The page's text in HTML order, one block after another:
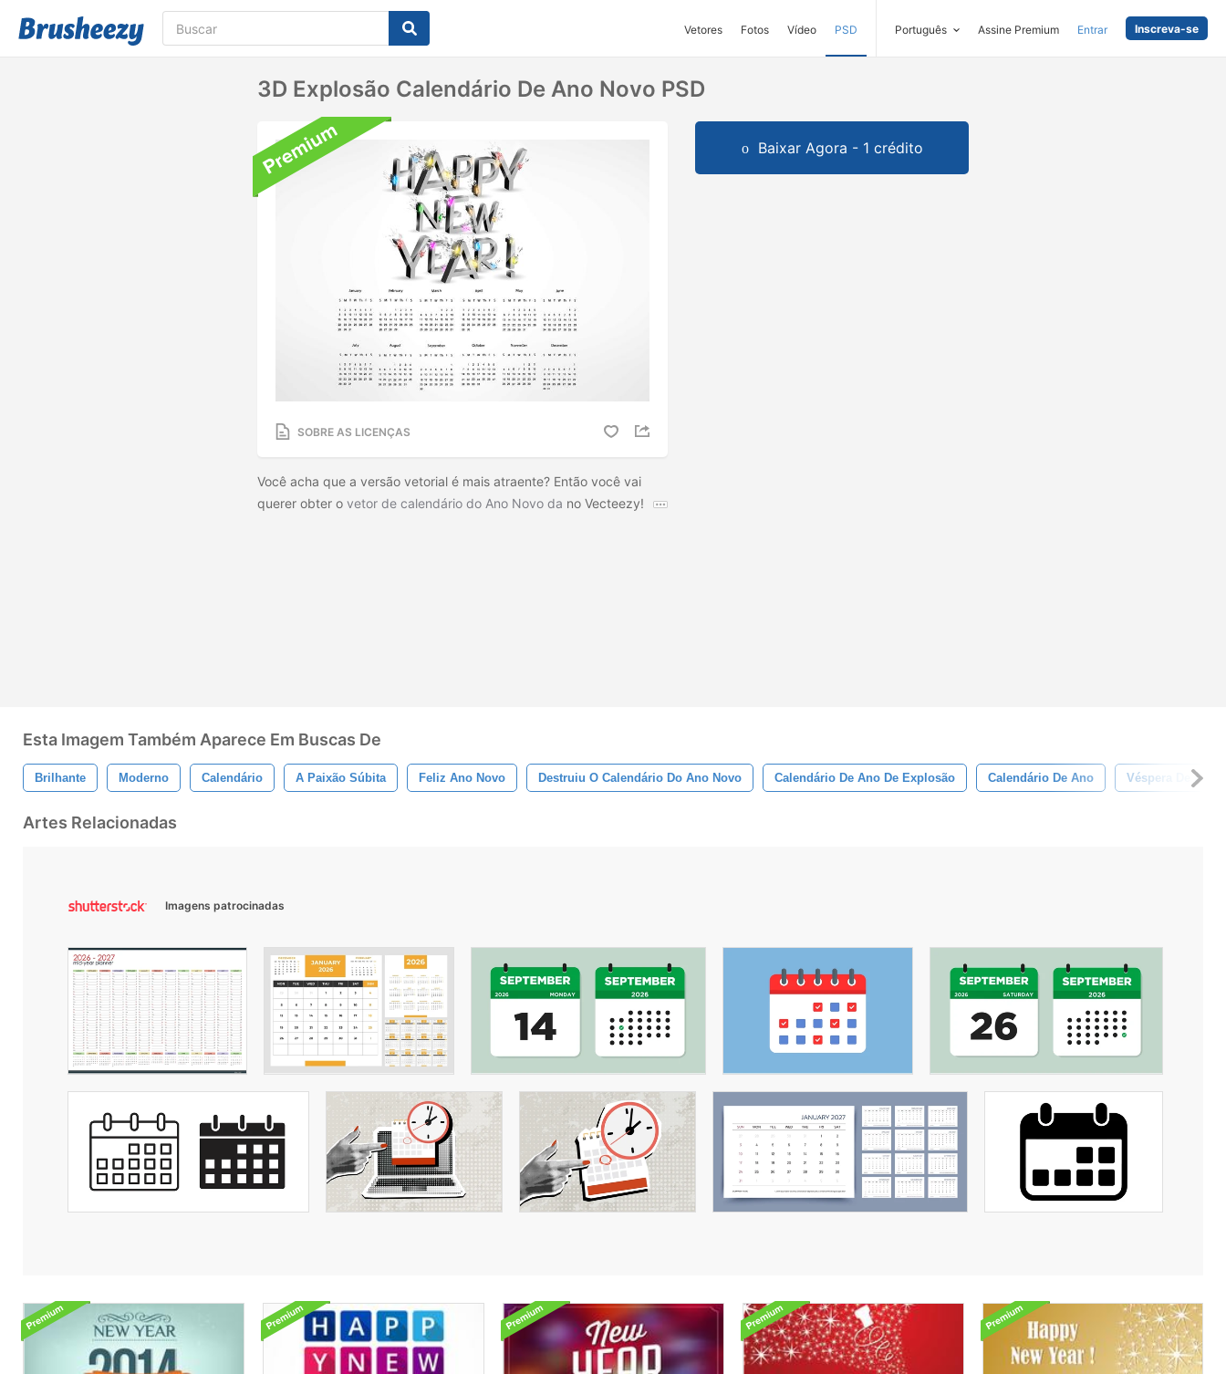
Vetores Fotos Vídeo PSD Português Assine Premium Entrar Inscreva-se
3D Explosão Calendário De Ano Novo PSD
SOBRE AS LICENÇAS
Você acha que a versão vetorial é mais atraente? Então você vai
querer obter o vetor de calendário do Ano Novo da no Vecteezy!
Baixar Agora - 1 crédito
Esta Imagem Também Aparece Em Buscas De
Brilhante Moderno Calendário A Paixão Súbita Feliz Ano Novo Destruiu O Calendário Do Ano Novo Calendário De Ano De Explosão Calendário De Ano Véspera De Ano
Artes Relacionadas
Imagens patrocinadas